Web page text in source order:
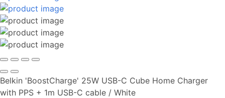
Belkin 'BoostCharge' 25W USB-C Cube Home Charger
with PPS + 1m USB-C cable / White